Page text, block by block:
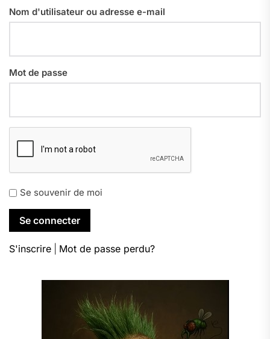
Nom d'utilisateur ou adresse e-mail
Mot de passe
Se souvenir de moi
S'inscrire Mot de passe perdu?